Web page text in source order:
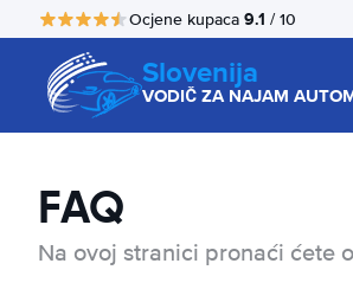
Ocjene kupaca 9.1 / 10
Slovenija
VODIČ ZA NAJAM
FAQ
Na ovoj stranici pronaći ćete